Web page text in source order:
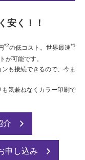
安く！！
*2の低コスト。世界最速*1
が可能です。
も接続できるので、今ま
気兼ねなくカラー印刷で
介
申し込み